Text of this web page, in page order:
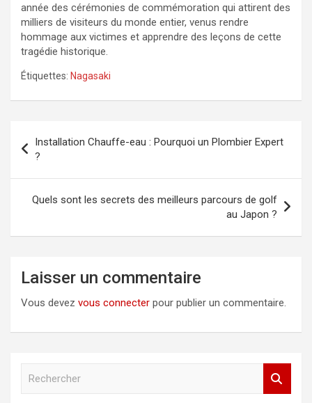
année des cérémonies de commémoration qui attirent des
milliers de visiteurs du monde entier, venus rendre
hommage aux victimes et apprendre des leçons de cette
tragédie historique.
Étiquettes: Nagasaki
de
l’article
Installation Chauffe-eau : Pourquoi un Plombier Expert
?
Quels sont les secrets des meilleurs parcours de golf
au Japon ?
Laisser un commentaire
Vous devez vous connecter pour publier un commentaire.